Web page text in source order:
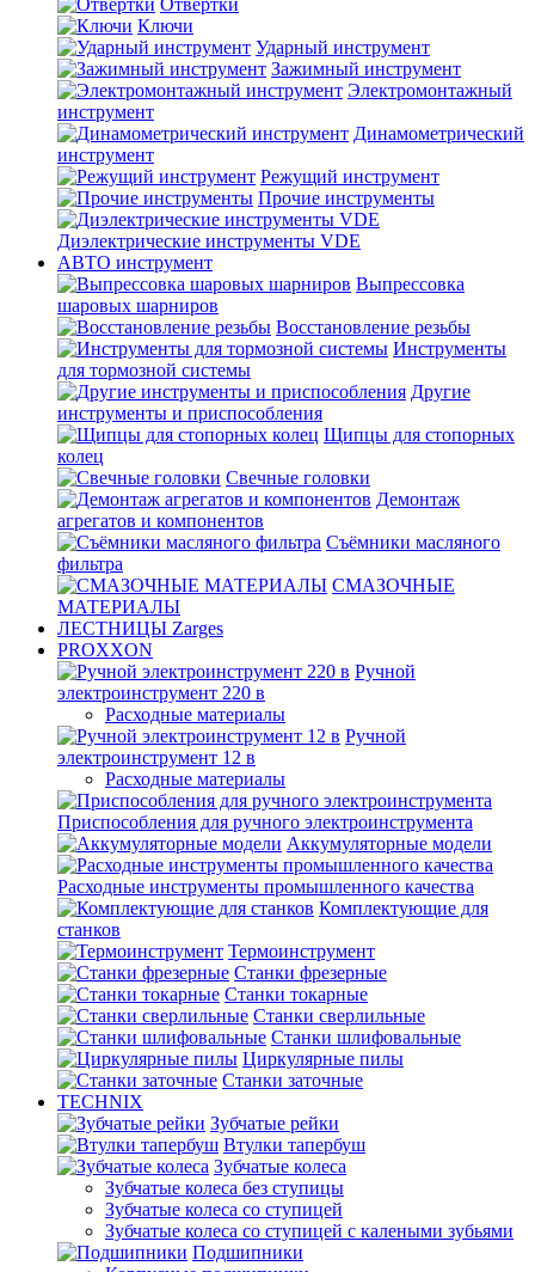
Отвертки
Ключи
Ударный инструмент
Зажимный инструмент
Электромонтажный
инструмент
Динамометрический
инструмент
Режущий инструмент
Прочие инструменты
Диэлектрические инструменты VDE
АВТО инструмент
Выпрессовка
шаровых шарниров
Восстановление резьбы
Инструменты
для тормозной системы
Другие
инструменты и приспособления
Щипцы для стопорных
колец
Свечные головки
Демонтаж
агрегатов и компонентов
Съёмники масляного
фильтра
СМАЗОЧНЫЕ
МАТЕРИАЛЫ
ЛЕСТНИЦЫ Zarges
PROXXON
Ручной
электроинструмент 220 в
Расходные материалы
Ручной
электроинструмент 12 в
Расходные материалы
Приспособления для ручного электроинструмента
Аккумуляторные модели
Расходные инструменты промышленного качества
Комплектующие для
станков
Термоинструмент
Станки фрезерные
Станки токарные
Станки сверлильные
Станки шлифовальные
Циркулярные пилы
Станки заточные
TECHNIX
Зубчатые рейки
Втулки тапербуш
Зубчатые колеса
Зубчатые колеса без ступицы
Зубчатые колеса со ступицей
Зубчатые колеса со ступицей с калеными зубьями
Подшипники